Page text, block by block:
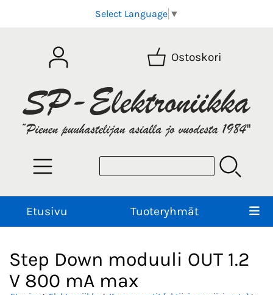
Select Language ▼
Ostoskori
Etusivu Tuoteryhmät
Step Down moduuli OUT 1.2
V 800 mA max